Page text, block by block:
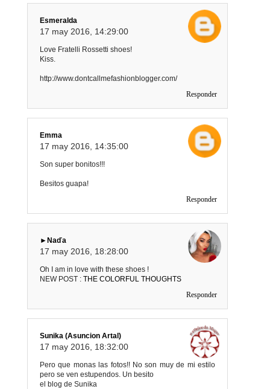
Esmeralda
17 may 2016, 14:29:00
Love Fratelli Rossetti shoes!
Kiss.
http://www.dontcallmefashionblogger.com/
Responder
Emma
17 may 2016, 14:35:00
Son super bonitos!!!
Besitos guapa!
Responder
►Naďa
17 may 2016, 18:28:00
Oh I am in love with these shoes !
NEW POST : THE COLORFUL THOUGHTS
Responder
Sunika (Asuncion Artal)
17 may 2016, 18:32:00
Pero que monas las fotos!! No son muy de mi estilo
pero se ven estupendos. Un besito
el blog de Sunika